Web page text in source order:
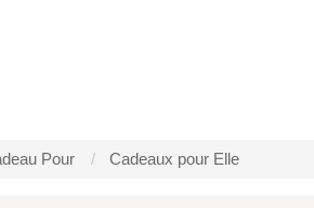
Pour Cadeaux pour Elle